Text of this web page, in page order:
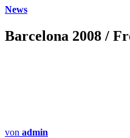
News
Barcelona 2008 /
von admin